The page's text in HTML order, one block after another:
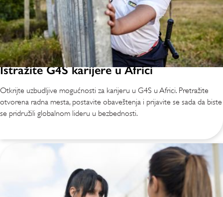
Istražite G4S karijere u Africi
Otkrijte uzbudljive mogućnosti za karijeru u G4S u Africi. Pretražite
otvorena radna mesta, postavite obaveštenja i prijavite se sada da biste
se pridružili globalnom lideru u bezbednosti.